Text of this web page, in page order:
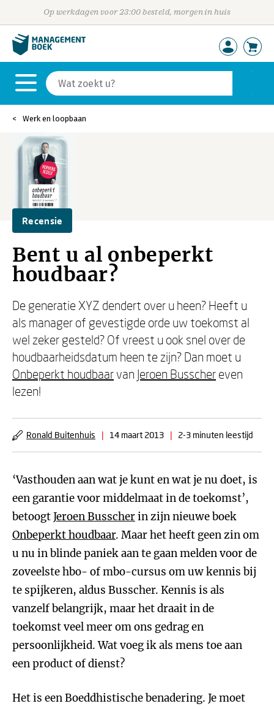
Op werkdagen voor 23:00 besteld, morgen in huis
Werk en loopbaan
Recensie
Bent u al onbeperkt
houdbaar?
De generatie XYZ dendert over u heen? Heeft u
als manager of gevestigde orde uw toekomst al
wel zeker gesteld? Of vreest u ook snel over de
houdbaarheidsdatum heen te zijn? Dan moet u
Onbeperkt houdbaarvan Jeroen Busscher even
lezen!
Ronald Buitenhuis | 14 maart 2013 | 2-3 minuten leestijd
‘Vasthouden aan wat je kunt en wat je nu doet, is
een garantie voor middelmaat in de toekomst’,
betoogtJeroen Busscherin zijn nieuwe boek
Onbeperkt houdbaar. Maar het heeft geen zin om
u nu in blinde paniek aan te gaan melden voor de
zoveelste hbo- of mbo-cursus om uw kennis bij
te spijkeren, aldus Busscher. Kennis is als
vanzelf belangrijk, maar het draait in de
toekomst veel meer om ons gedrag en
persoonlijkheid. Wat voeg ik als mens toe aan
een product of dienst?
Het is een Boeddhistische benadering. Je moet